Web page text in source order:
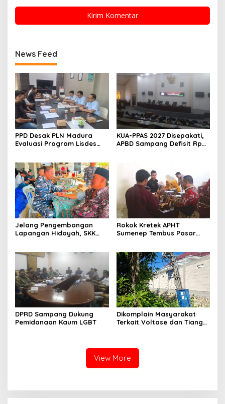
News Feed
PPD Desak PLN Madura
Evaluasi Program Lisdes
KUA-PPAS 2027 Disepakati,
APBD Sampang Defisit Rp
Jelang Pengembangan
Lapangan Hidayah, SKK
Nelayan Sampang
Rokok Kretek APHT
Sumenep Tembus Pasar
DPRD Sampang Dukung
Pemidanaan Kaum LGBT
Dikomplain Masyarakat
Terkait Voltase dan Tiang
View More